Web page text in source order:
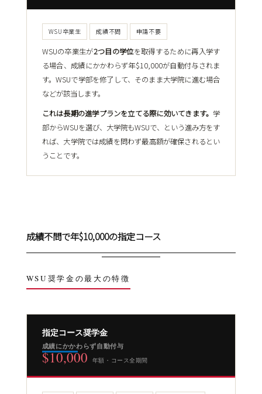
WSU卒業生 成績不問 申請不要
WSUの卒業生が2つ目の学位を取得するために再入学す
る場合、成績にかかわらず年$10,000が自動付与されま
す。WSUで学部を修了して、そのまま大学院に進む場合
などが該当します。
これは長期の進学プランを立てる際に効いてきます。 学
部からWSUを選び、大学院もWSUで、という進み方をす
れば、大学院では成績を問わず最高額が確保されるとい
うことです。
成績不問で年$10,000の指定コース
WSU奨学金の最大の特徴
指定コース奨学金
成績にかかわらず自動付与
$10,000 年額・コース全期間